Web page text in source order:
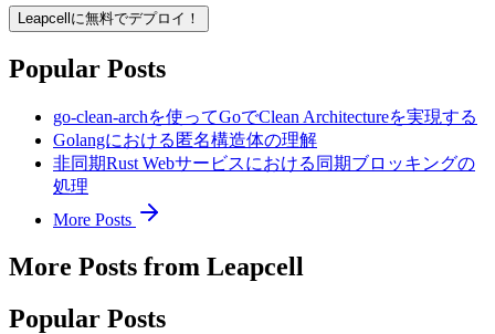
Leapcellに無料でデプロイ！
Popular Posts
go-clean-archを使ってGoでClean Architectureを実現する
Golangにおける匿名構造体の理解
非同期Rust Webサービスにおける同期ブロッキングの
処理
More Posts
More Posts from Leapcell
Popular Posts